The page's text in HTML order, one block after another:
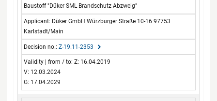
Baustoff "Düker SML Brandschutz Abzweig"
Düker GmbH Würzburger Straße 10-16 97753
Karlstadt/Main
Z-19.11-2353
Z: 16.04.2019
V: 12.03.2024
G: 17.04.2029